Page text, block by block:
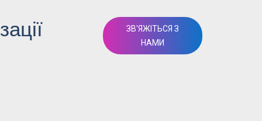
ЗВ'ЯЖІТЬСЯ З
НАМИ